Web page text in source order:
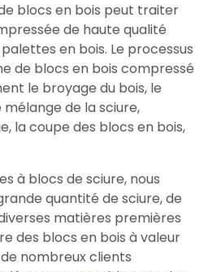
blocs en bois peut traiter
de haute qualité
en bois. Le processus
de blocs en bois compressé
le broyage du bois, le
de la sciure,
la coupe des blocs en bois,
à blocs de sciure, nous
quantité de sciure, de
matières premières
des blocs en bois à valeur
nombreux clients